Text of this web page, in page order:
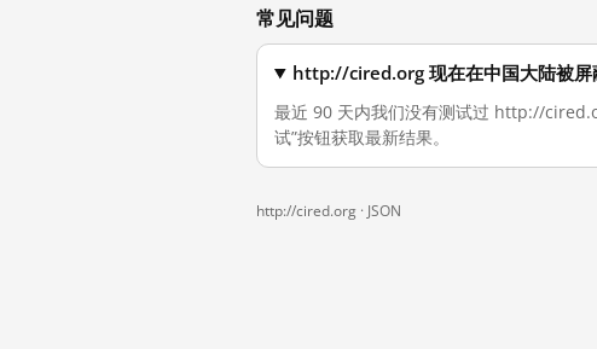
常见问题
http://cired.org 现在在中国大陆被屏
最近 90 天内我们没有测试过 http://
试”按钮获取最新结果。
http://cired.org · JSON